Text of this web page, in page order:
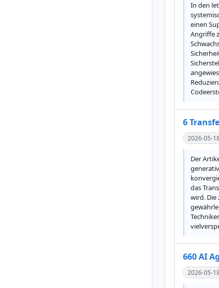
In den
einen
Angriffe
6
2026-05-
Der
das
wird. Die
660 AI
2026-05-